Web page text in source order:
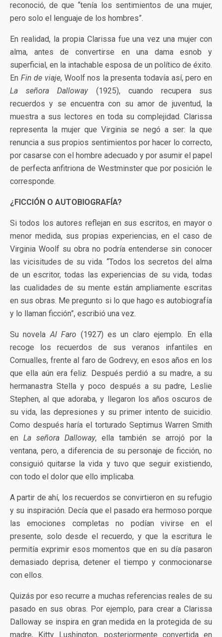
reconoció, de que “tenía los sentimientos de una mujer,
pero solo el lenguaje de los hombres”.
En realidad, la propia Clarissa fue una vez una mujer con
alma, antes de convertirse en una dama esnob y
superficial, en la intachable esposa de un político de éxito.
En Fin de viaje, Woolf nos la presenta todavía así, pero en
La señora Dalloway (1925), cuando recupera sus
recuerdos y se encuentra con su amor de juventud, la
muestra a sus lectores en toda su complejidad. Clarissa
representa la mujer que Virginia se negó a ser: la que
renuncia a sus propios sentimientos por hacer lo correcto,
por casarse con el hombre adecuado y por asumir el papel
de perfecta anfitriona de Westminster que por posición le
corresponde.
¿FICCIÓN O AUTOBIOGRAFÍA?
Si todos los autores reflejan en sus escritos, en mayor o
menor medida, sus propias experiencias, en el caso de
Virginia Woolf su obra no podría entenderse sin conocer
las vicisitudes de su vida. “Todos los secretos del alma
de un escritor, todas las experiencias de su vida, todas
las cualidades de su mente están ampliamente escritas
en sus obras. Me pregunto si lo que hago es autobiografía
y lo llaman ficción”, escribió una vez.
Su novelaAl Faro (1927) es un claro ejemplo. En ella
recoge los recuerdos de sus veranos infantiles en
Cornualles, frente al faro de Godrevy, en esos años en los
que ella aún era feliz. Después perdió a su madre, a su
hermanastra Stella y poco después a su padre, Leslie
Stephen, al que adoraba, y llegaron los años oscuros de
su vida, las depresiones y su primer intento de suicidio.
Como después haría el torturado Septimus Warren Smith
en La señora Dalloway, ella también se arrojó por la
ventana, pero, a diferencia de su personaje de ficción, no
consiguió quitarse la vida y tuvo que seguir existiendo,
con todo el dolor que ello implicaba.
A partir de ahí, los recuerdos se convirtieron en su refugio
y su inspiración. Decía que el pasado era hermoso porque
las emociones completas no podían vivirse en el
presente, solo desde el recuerdo, y que la escritura le
permitía exprimir esos momentos que en su día pasaron
demasiado deprisa, detener el tiempo y conmocionarse
con ellos.
Quizás por eso recurre a muchas referencias reales de su
pasado en sus obras. Por ejemplo, para crear a Clarissa
Dalloway se inspira en gran medida en la protegida de su
madre, Kitty Lushington, posteriormente convertida en